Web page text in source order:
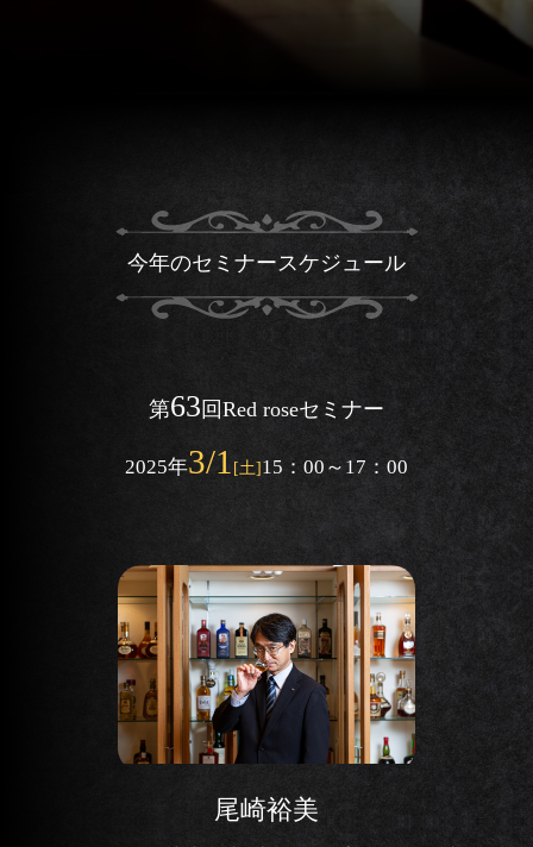
今年のセミナースケジュール
第63 回Red roseセミナー
2025年3/1 [土] 15：00～17：00
尾崎裕美